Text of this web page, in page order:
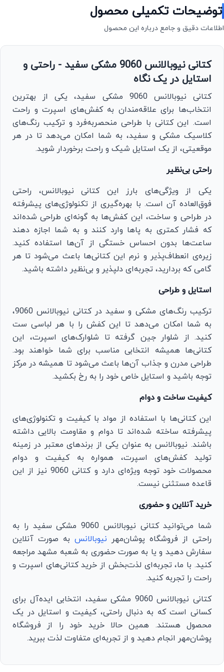
توضیحات تکمیلی محصول
اطلاعات دقیق و جامع درباره این محصول
کتانی نیوبالانس 9060 مشکی سفید - راحتی و
استایل در یک نگاه
کتانی نیوبالانس 9060 مشکی سفید، یکی از بهترین
انتخاب‌ها برای علاقه‌مندان به کفش‌های اسپرت و راحت
است. این کتانی با طراحی منحصر‌به‌فرد و ترکیب رنگ‌های
کلاسیک مشکی و سفید، به شما امکان می‌دهد تا در هر
موقعیتی، از یک استایل شیک و راحت برخوردار شوید.
راحتی بی‌نظیر
یکی از ویژگی‌های بارز این کتانی نیوبالانس، راحتی
فوق‌العاده آن است. با بهره‌گیری از تکنولوژی‌های پیشرفته
در طراحی و ساخت، این کفش‌ها به گونه‌ای طراحی شده‌اند
که فشار کمتری به پاها وارد کنند و به شما اجازه دهند
ساعت‌ها بدون احساس خستگی از آن‌ها استفاده کنید.
زیره‌ی انعطاف‌پذیر و نرم این کتانی‌ها باعث می‌شود تا هر
گامی که بردارید، تجربه‌ای دلپذیر و بی‌نظیر داشته باشید.
استایل و طراحی
ترکیب رنگ‌های مشکی و سفید در کتانی نیوبالانس 9060،
به شما امکان می‌دهد تا این کفش را با هر لباسی ست
کنید. از شلوار جین گرفته تا شلوارک‌های اسپرت، این
کتانی‌ها همیشه انتخابی مناسب برای شما خواهند بود.
طراحی مدرن و جذاب آن‌ها باعث می‌شود تا همیشه در مرکز
توجه باشید و استایل خاص خود را به رخ بکشید.
کیفیت ساخت و دوام
این کتانی‌ها با استفاده از مواد با کیفیت و تکنولوژی‌های
پیشرفته ساخته شده‌اند تا دوام و مقاومت بالایی داشته
باشند. نیوبالانس به عنوان یکی از برندهای معتبر در زمینه
تولید کفش‌های اسپرت، همواره به کیفیت و دوام
محصولات خود توجه ویژه‌ای دارد و کتانی 9060 نیز از این
قاعده مستثنی نیست.
خرید آنلاین و حضوری
شما می‌توانید کتانی نیوبالانس 9060 مشکی سفید را به
راحتی از فروشگاه پوشان‌مهر نیوبالانس به صورت آنلاین
سفارش دهید و یا به صورت حضوری به شعبه مشهد مراجعه
کنید. با ما، تجربه‌ای لذت‌بخش از خرید کتانی‌های اسپرت و
راحت را تجربه کنید.
کتانی نیوبالانس 9060 مشکی سفید، انتخابی ایده‌آل برای
کسانی است که به دنبال راحتی، کیفیت و استایل در یک
محصول هستند. همین حالا خرید خود را از فروشگاه
پوشان‌مهر انجام دهید و از تجربه‌ای متفاوت لذت ببرید.